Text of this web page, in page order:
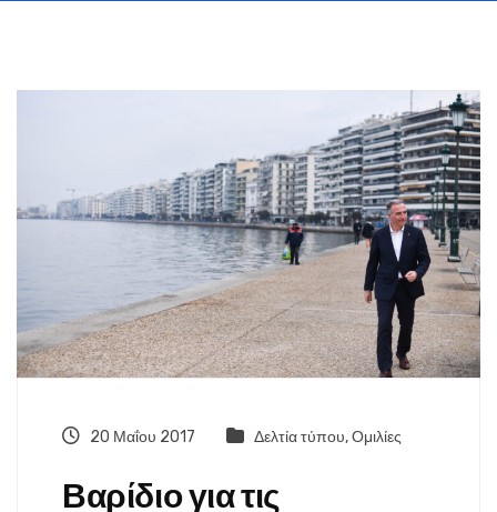
20 Μαΐου 2017 Δελτία τύπου,Ομιλίες
Βαρίδιο για τις